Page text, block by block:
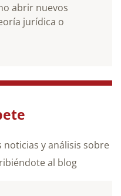
abrir nuevos
jurídica o
y análisis sobre
al blog